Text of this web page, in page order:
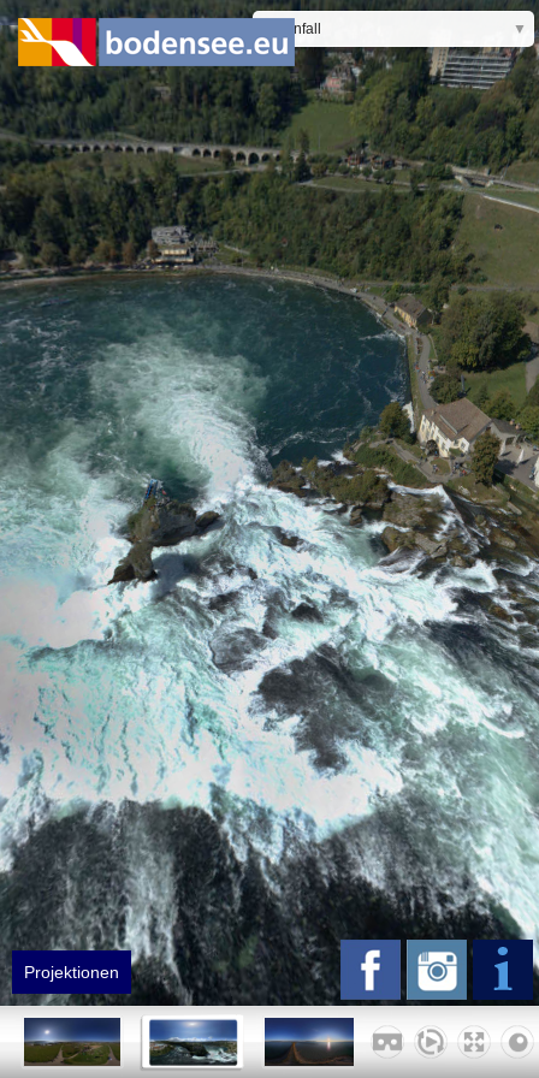
Projektionen
▼
Rheinfall
Rheinmündung
Romanshorn
Ruine Hohentwiel
Schloss Salem
Seebrücke
Singen Gewerbegebiet
St. Gallen
St. Johann
Säntis
Stockach
Südkurier
Testturm OST
Testturm Rottweil
Unteruhldingen
VOBAKN
Vaduz
Yachtclub
Laiz Ortsmitte
Laiz
Schloss Sigmaringen
Sigmaringen